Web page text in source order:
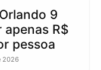
9
apenas R$
pessoa
2026